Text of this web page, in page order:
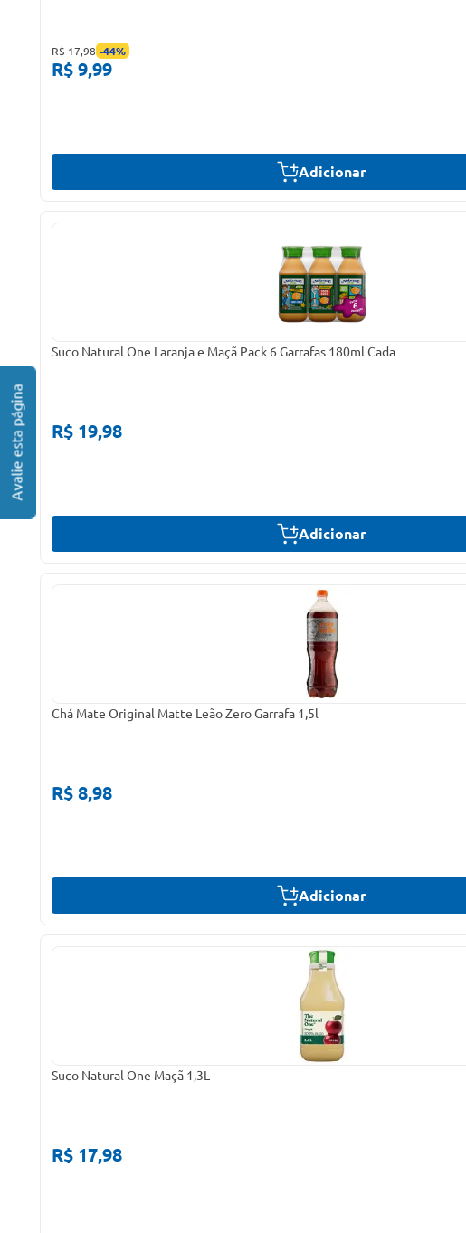
R$ 17,98 -44%
R$ 9,99
Adicionar
Suco Natural One Laranja e Maçã Pack 6 Garrafas 180ml Cada
R$ 19,98
Adicionar
Chá Mate Original Matte Leão Zero Garrafa 1,5l
R$ 8,98
Adicionar
Suco Natural One Maçã 1,3L
R$ 17,98